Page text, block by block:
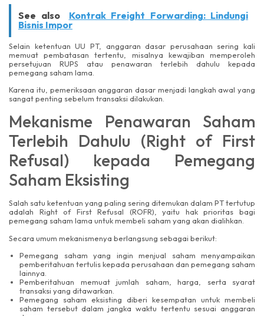
See also
Kontrak Freight Forwarding: Lindungi
Bisnis Impor
Selain ketentuan UU PT, anggaran dasar perusahaan sering kali
memuat pembatasan tertentu, misalnya kewajiban memperoleh
persetujuan RUPS atau penawaran terlebih dahulu kepada
pemegang saham lama.
Karena itu, pemeriksaan anggaran dasar menjadi langkah awal yang
sangat penting sebelum transaksi dilakukan.
Mekanisme Penawaran Saham
Terlebih Dahulu (Right of First
Refusal) kepada Pemegang
Saham Eksisting
Salah satu ketentuan yang paling sering ditemukan dalam PT tertutup
adalah Right of First Refusal (ROFR), yaitu hak prioritas bagi
pemegang saham lama untuk membeli saham yang akan dialihkan.
Secara umum mekanismenya berlangsung sebagai berikut:
Pemegang saham yang ingin menjual saham menyampaikan
pemberitahuan tertulis kepada perusahaan dan pemegang saham
lainnya.
Pemberitahuan memuat jumlah saham, harga, serta syarat
transaksi yang ditawarkan.
Pemegang saham eksisting diberi kesempatan untuk membeli
saham tersebut dalam jangka waktu tertentu sesuai anggaran